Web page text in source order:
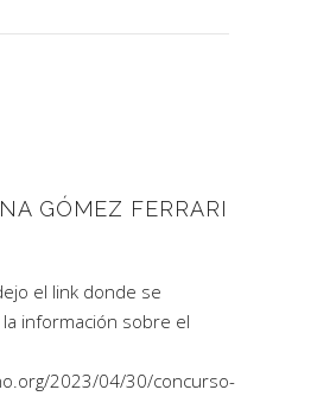
GÓMEZ FERRARI
el link donde se
información sobre el
2023/04/30/concurso-